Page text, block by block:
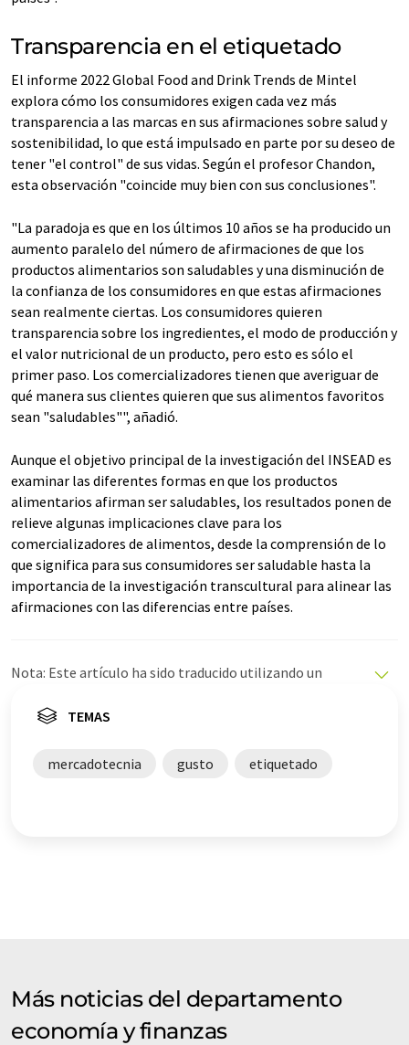
Transparencia en el etiquetado
El informe 2022 Global Food and Drink Trends de Mintel
explora cómo los consumidores exigen cada vez más
transparencia a las marcas en sus afirmaciones sobre salud y
sostenibilidad, lo que está impulsado en parte por su deseo de
tener "el control" de sus vidas. Según el profesor Chandon,
esta observación "coincide muy bien con sus conclusiones".
"La paradoja es que en los últimos 10 años se ha producido un
aumento paralelo del número de afirmaciones de que los
productos alimentarios son saludables y una disminución de
la confianza de los consumidores en que estas afirmaciones
sean realmente ciertas. Los consumidores quieren
transparencia sobre los ingredientes, el modo de producción y
el valor nutricional de un producto, pero esto es sólo el
primer paso. Los comercializadores tienen que averiguar de
qué manera sus clientes quieren que sus alimentos favoritos
sean "saludables"", añadió.
Aunque el objetivo principal de la investigación del INSEAD es
examinar las diferentes formas en que los productos
alimentarios afirman ser saludables, los resultados ponen de
relieve algunas implicaciones clave para los
comercializadores de alimentos, desde la comprensión de lo
que significa para sus consumidores ser saludable hasta la
importancia de la investigación transcultural para alinear las
afirmaciones con las diferencias entre países.
Nota: Este artículo ha sido traducido utilizando un
ofrece estas traducciones automáticas para presentar
este artículo ha sido traducido con traducción
automática, es posible que contenga errores de
TEMAS
mercadotecnia gusto etiquetado
Más noticias del departamento
economía y finanzas